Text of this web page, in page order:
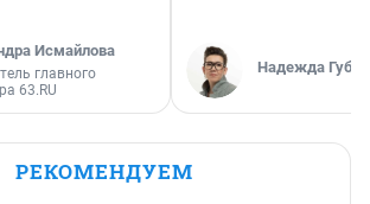
Исмайлова
главного
63.RU
Надежда
РЕКОМЕНДУЕМ